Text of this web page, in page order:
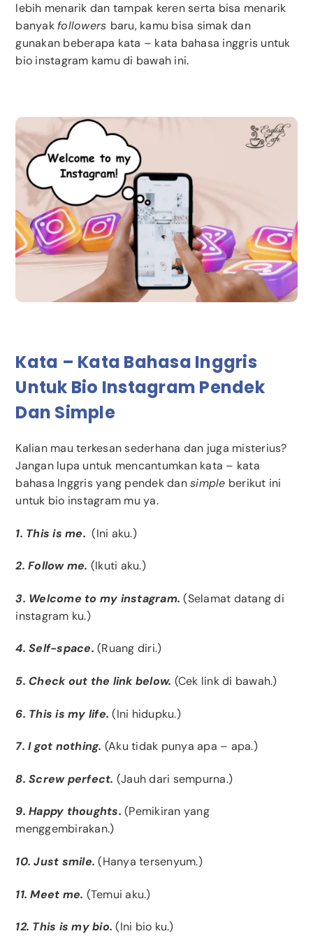
lebih menarik dan tampak keren serta bisa menarik
banyak followers baru, kamu bisa simak dan
gunakan beberapa kata – kata bahasa inggris untuk
bio instagram kamu di bawah ini.
Kata – Kata Bahasa Inggris
Untuk Bio Instagram Pendek
Dan Simple
Kalian mau terkesan sederhana dan juga misterius?
Jangan lupa untuk mencantumkan kata – kata
bahasa Inggris yang pendek dansimple berikut ini
untuk bio instagram mu ya.
1. This is me.(Ini aku.)
2. Follow me. (Ikuti aku.)
3. Welcome to my instagram.(Selamat datang di
instagram ku.)
4. Self-space.(Ruang diri.)
5. Check out the link below. (Cek link di bawah.)
6. This is my life.(Ini hidupku.)
7. I got nothing. (Aku tidak punya apa – apa.)
8. Screw perfect. (Jauh dari sempurna.)
9. Happy thoughts.(Pemikiran yang
menggembirakan.)
10. Just smile.(Hanya tersenyum.)
11. Meet me. (Temui aku.)
12. This is my bio.(Ini bio ku.)